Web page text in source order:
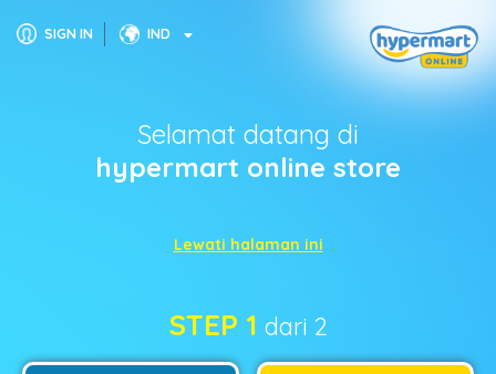
SIGN IN IND
Selamat datang di
hypermart online store
Lewati halaman ini
STEP 1 dari 2